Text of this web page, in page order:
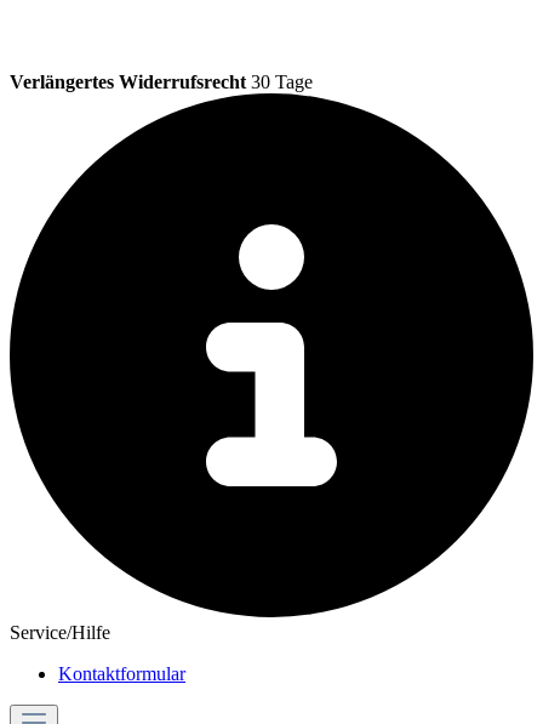
Verlängertes Widerrufsrecht 30 Tage
Service/Hilfe
Kontaktformular